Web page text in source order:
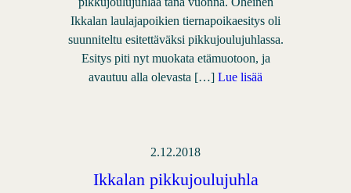
Ikkalan laulajapoikien tiernapoikaesitys oli
suunniteltu esitettäväksi pikkujoulujuhlassa.
Esitys piti nyt muokata etämuotoon, ja
avautuu alla olevasta […] Lue lisää
2.12.2018
Ikkalan pikkujoulujuhla